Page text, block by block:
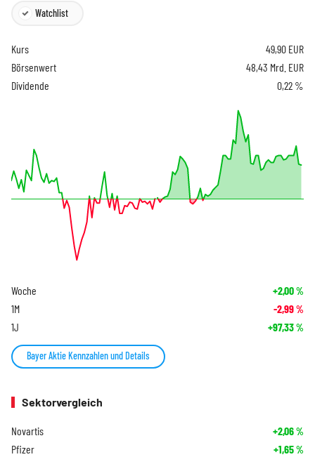
Watchlist
Kurs 49,90 EUR
Börsenwert
48,43 Mrd. EUR
Dividende
0,22 %
Woche +2,00%
1M -2,99%
1J +97,33%
Bayer Aktie Kennzahlen und Details
Sektorvergleich
Novartis +2,06%
Pfizer +1,65%